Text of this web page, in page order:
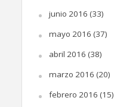
junio 2016 (33)
mayo 2016 (37)
abril 2016 (38)
marzo 2016 (20)
febrero 2016 (15)